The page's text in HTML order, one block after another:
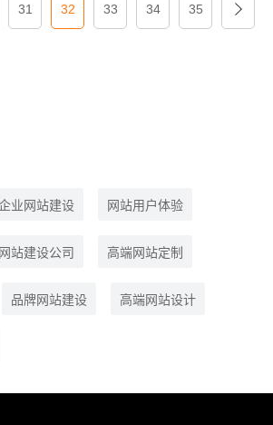
31 32 33 34 35
业网站建设 网站用户体验
网站建设公司 高端网站定制
品牌网站建设 高端网站设计